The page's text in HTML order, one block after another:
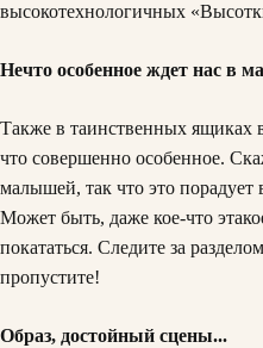
высокотехнологичных
Нечто особенное ждет нас в
Также в таинственных ящиках
что совершенно особенное.
малышей, так что это
Может быть, даже кое-что
покататься. Следите за
пропустите!
Образ, достойный сцены...